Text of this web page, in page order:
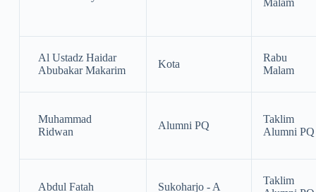
Malam
Al Ustadz Haidar
Abubakar Makarim
Kota
Rabu
Malam
Muhammad
Ridwan
Alumni PQ
Taklim
Alumni PQ
Abdul Fatah Sukoharjo - A
Taklim